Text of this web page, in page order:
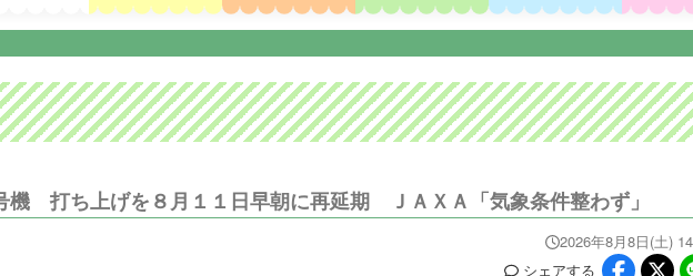
機 打ち上げを８月１１日早朝に再延期 ＪＡＸＡ「気象条件整わず」
2026年8月8日(土)
シェアする